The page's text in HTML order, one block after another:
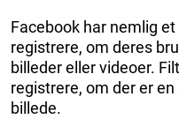
Facebook har nemlig
registrere, om deres
billeder eller videoer.
registrere, om der er
billede.